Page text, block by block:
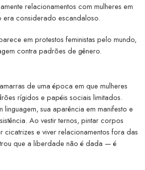
relacionamentos com mulheres em
era considerado escandaloso.
em protestos feministas pelo mundo,
contra padrões de gênero.
de uma época em que mulheres
rígidos e papéis sociais limitados.
linguagem, sua aparência em manifesto e
Ao vestir ternos, pintar corpos
cicatrizes e viver relacionamentos fora das
que a liberdade não é dada — é